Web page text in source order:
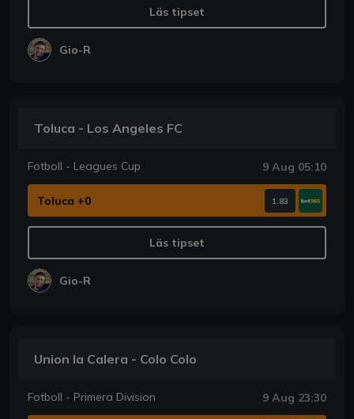
Läs tipset
Gio-R
Toluca - Los Angeles FC
Fotboll - Leagues Cup 9 Aug 05:10
Toluca +0 1.83
Läs tipset
Gio-R
Union la Calera - Colo Colo
Fotboll - Primera Division 9 Aug 23:30